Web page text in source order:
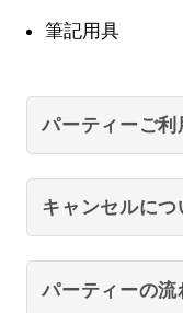
筆記用具
パーティーご
キャンセルにつ
パーティーの流